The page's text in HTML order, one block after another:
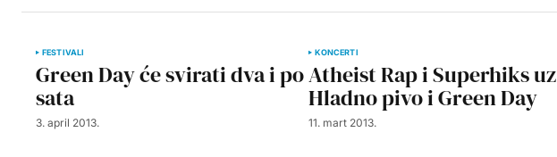
FESTIVALI
Green Day će svirati dva i po
sata
3. april 2013.
KONCERTI
Atheist Rap i Superhiks uz
Hladno pivo i Green Day
11. mart 2013.